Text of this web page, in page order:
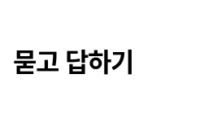
묻고 답하기